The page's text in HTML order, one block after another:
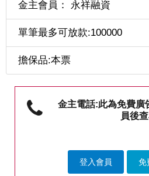
金主會員： 永祥融資
單筆最多可放款:100000
擔保品:本票
金主電話:此為免費廣
員後
登入會員 免